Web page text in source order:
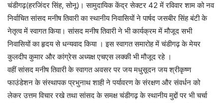
चंडीगढ़(हरजिंदर सिंह, सोनू)। सामुदायिक केंद्र सेक्टर 42 में रविवार शाम को नव
निर्वाचित सांसद मनीष तिवारी का स्थानीय निवासियों ने पार्षद जसबीर सिंह बंटी के
नेतृत्व में स्वागत किया। सांसद मनीष तिवारी ने भी कार्यक्रम में मौजूद सभी
निवासियों का हृदय से धन्यवाद किया । इस स्वागत समारोह में चंडीगढ़ के मेयर
कुलदीप कुमार और कांग्रेस अध्यक्ष एचएस लक्की भी मौजूद रहे ।
वहीं सांसद मनीष तिवारी के स्वागत अवसर पर जय मधुसूदन जय श्रीकृष्ण
फाउंडेशन के संस्थापक प्रभुनाथ शाही ने पर्यावरण के संरक्षण और संवर्धन को
लेकर उत्तम विचार रखे तथा सांसद के समक्ष चंडीगढ़ के स्थानीय मुद्दों पर भी चर्चा